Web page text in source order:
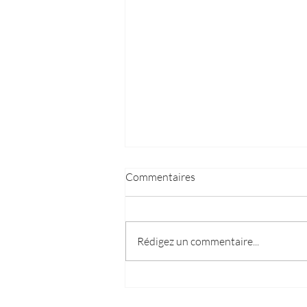
Commentaires
Rédigez un commentaire...